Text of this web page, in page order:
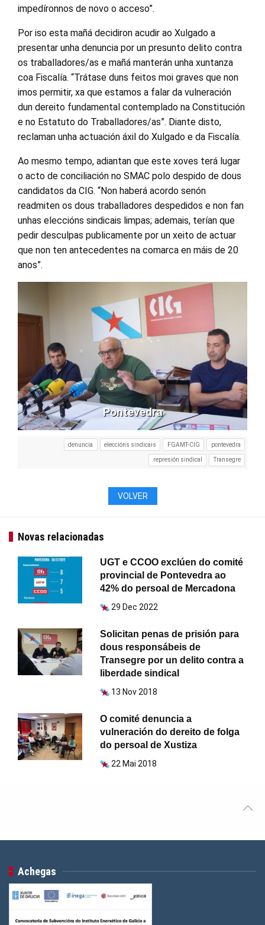
impedíronnos de novo o acceso”.
Por iso esta mañá decidiron acudir ao Xulgado a
presentar unha denuncia por un presunto delito contra
os traballadores/as e mañá manterán unha xuntanza
coa Fiscalía. “Trátase duns feitos moi graves que non
imos permitir, xa que estamos a falar da vulneración
dun dereito fundamental contemplado na Constitución
e no Estatuto do Traballadores/as”. Diante disto,
reclaman unha actuación áxil do Xulgado e da Fiscalía.
Ao mesmo tempo, adiantan que este xoves terá lugar
o acto de conciliación no SMAC polo despido de dous
candidatos da CIG. “Non haberá acordo senón
readmiten os dous traballadores despedidos e non fan
unhas eleccións sindicais limpas; ademais, terían que
pedir desculpas publicamente por un xeito de actuar
que non ten antecedentes na comarca en máis de 20
anos”.
Pontevedra
denuncia eleccións sindicais FGAMT-CIG pontevedra
represión sindical Transegre
VOLVER
Novas relacionadas
UGT e CCOO exclúen do comité
provincial de Pontevedra ao
42% do persoal de Mercadona
29 Dec 2022
Solicitan penas de prisión para
dous responsábeis de
Transegre por un delito contra a
liberdade sindical
13 Nov 2018
O comité denuncia a
vulneración do dereito de folga
do persoal de Xustiza
22 Mai 2018
Achegas